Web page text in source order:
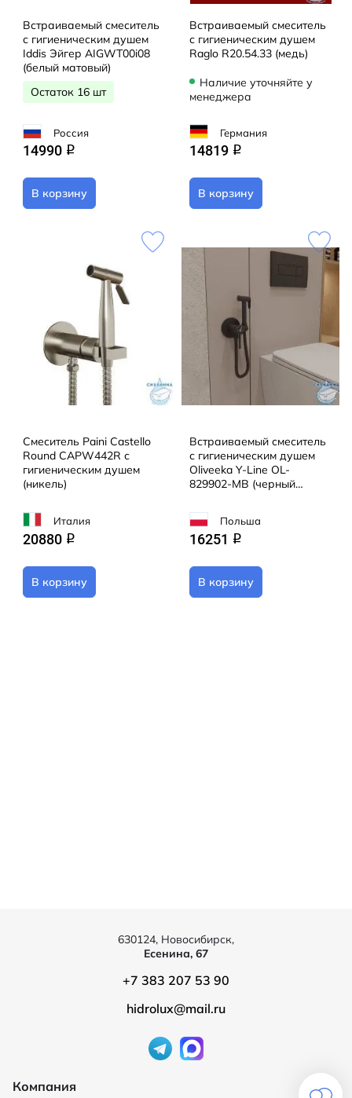
Встраиваемый смеситель
с гигиеническим душем
Iddis Эйгер AIGWT00i08
(белый матовый)
Остаток 16 шт
Россия
14990 q
В корзину
Встраиваемый смеситель
с гигиеническим душем
Raglo R20.54.33 (медь)
Наличие уточняйте у
менеджера
Германия
14819 q
В корзину
Смеситель Paini Castello
Round CAPW442R с
гигиеническим душем
(никель)
Италия
20880 q
В корзину
Встраиваемый смеситель
с гигиеническим душем
Oliveeka Y-Line OL-
829902-MB (черный
Польша
16251 q
В корзину
Компания
630124, Новосибирск,
Есенина, 67
+7 383 207 53 90
hidrolux@mail.ru